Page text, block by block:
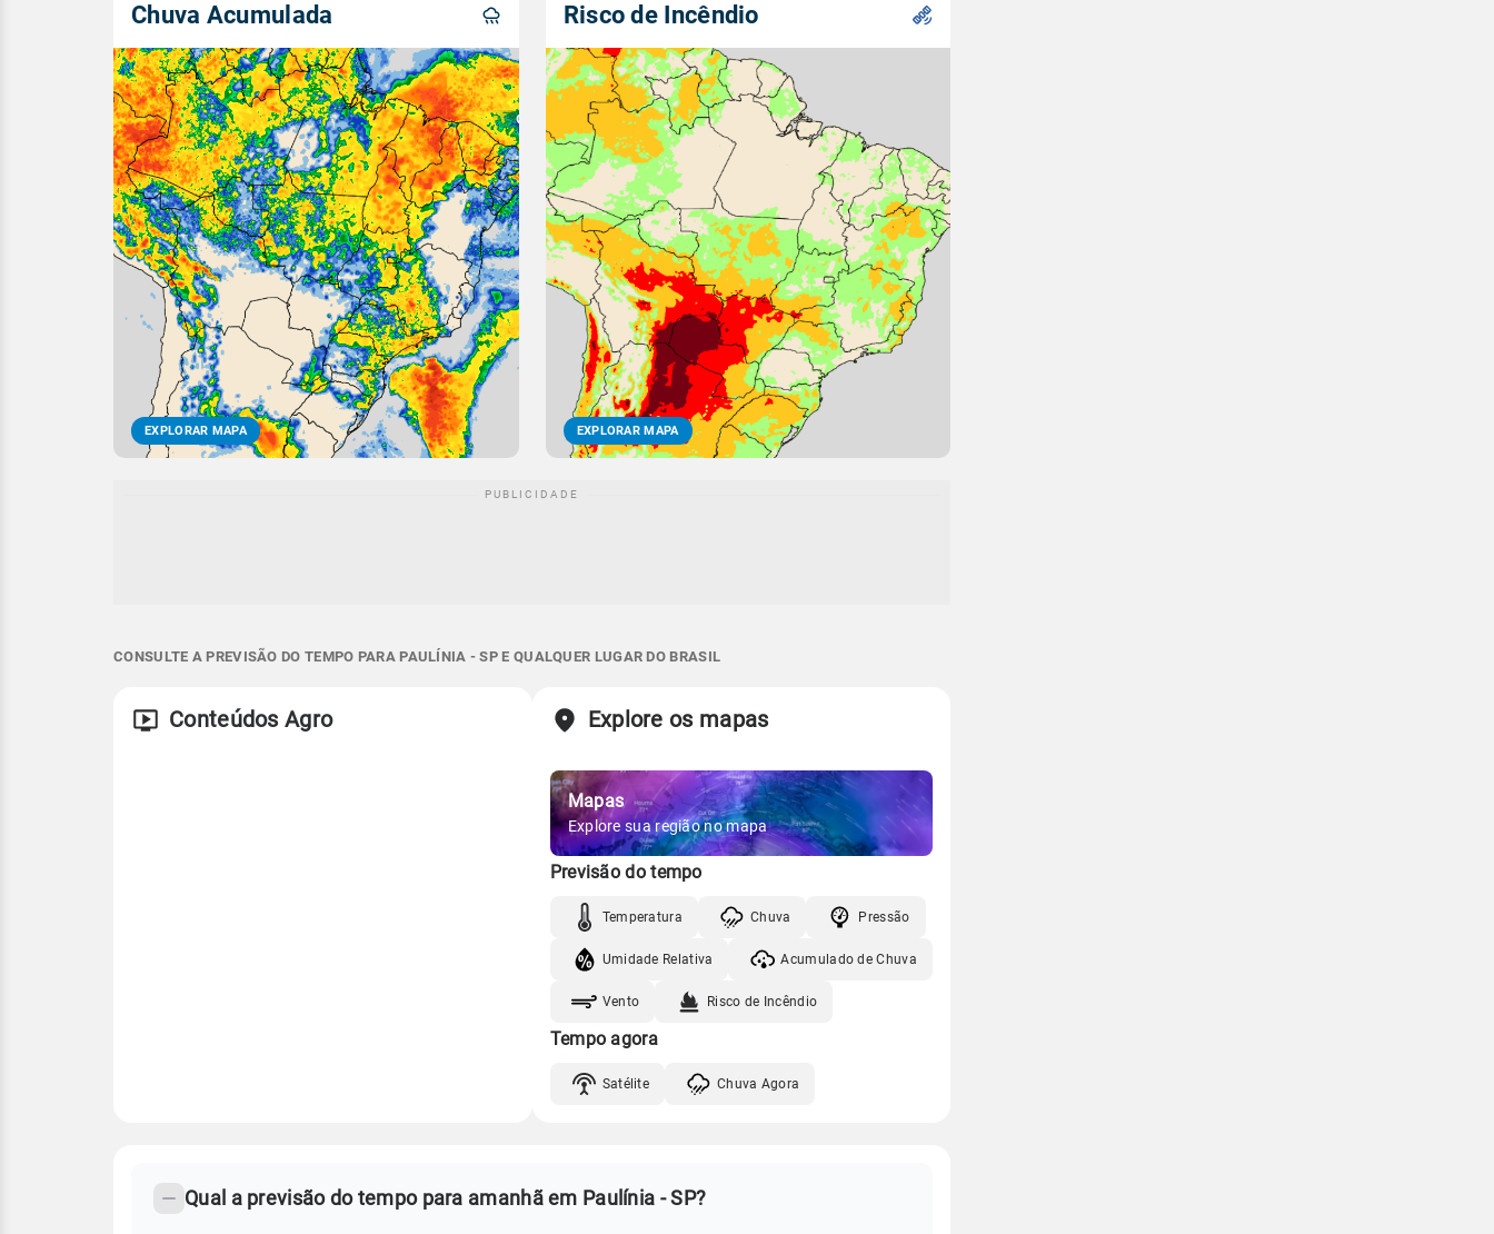
Chuva Acumulada
EXPLORAR MAPA
Risco de Incêndio
EXPLORAR MAPA
CONSULTE A PREVISÃO DO TEMPO PARA PAULÍNIA - SP E QUALQUER LUGAR DO BRASIL
Conteúdos Agro Explore os mapas
Mapas
Explore sua região no mapa
Previsão do tempo
Temperatura Chuva Pressão
Umidade Relativa Acumulado de Chuva
Vento Risco de Incêndio
Tempo agora
Satélite Chuva Agora
Qual a previsão do tempo para amanhã em Paulínia - SP?